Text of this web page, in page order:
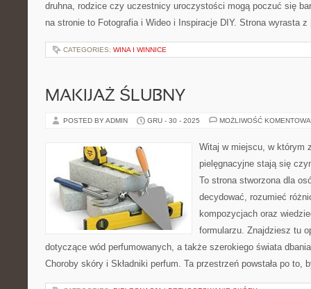
druhna, rodzice czy uczestnicy uroczystości mogą poczuć się
na stronie to Fotografia i Wideo i Inspiracje DIY. Strona wyrasta
CATEGORIES: WINA I WINNICE
MAKIJAŻ ŚLUBNY
POSTED BY ADMIN GRU - 30 - 2025 MOŻLIWOŚĆ
Witaj w miejscu, w którym
pielęgnacyjne stają się
To strona stworzona dla
decydować, rozumieć
kompozycjach oraz
formularzu. Znajdziesz tu
dotyczące wód perfumowanych, a także szerokiego świata
Choroby skóry i Składniki perfum. Ta przestrzeń powstała po